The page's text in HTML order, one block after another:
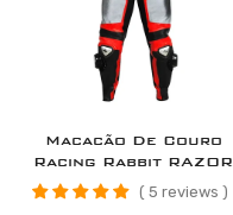
Macacão De Couro
Racing Rabbit RAZOR
Esportivo Com
Proteções CE
5 reviews